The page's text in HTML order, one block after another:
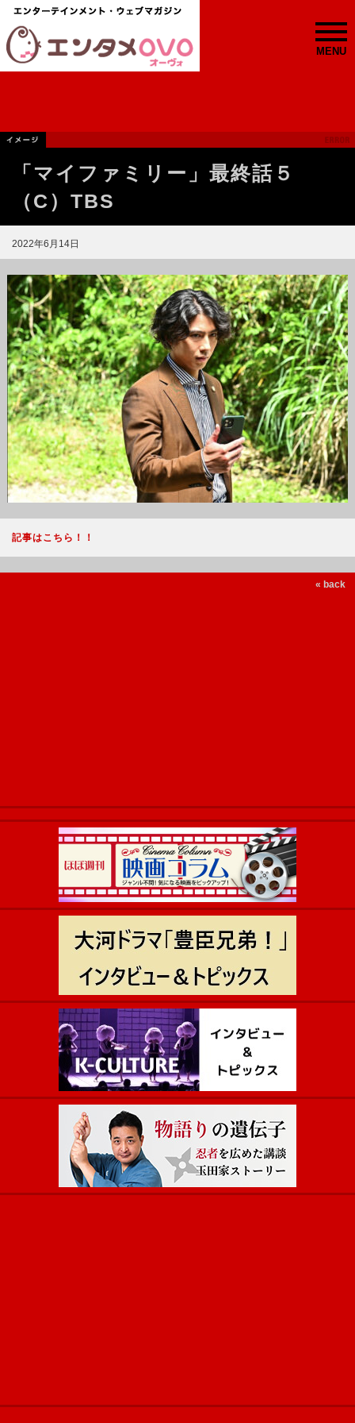
MENU
「マイファミリー」最終話５
（C）TBS
2022年6月14日
記事はこちら！！
« back